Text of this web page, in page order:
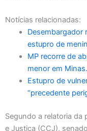
Notícias relacionadas:
Desembargador
estupro de
MP recorre de
menor em Minas.
Estupro de
“precedente
Segundo a relatoria
e Justiça (CCJ),